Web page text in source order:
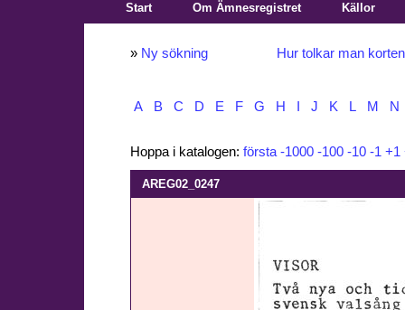
Start Om Ämnesregistret Källor
» Ny sökning Hur tolkar man
A B C D E F G H J K L M N
Hoppa i katalogen: första -1000 -100 -10 -1 +1
AREG02_0247